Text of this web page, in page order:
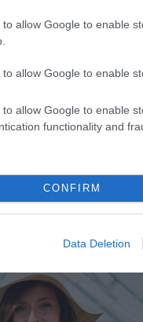
to allow Google to enable
to allow Google to enable
to allow Google to enable
functionality and
CONFIRM
Data Deletion
4. ember
napjainkban fejlett